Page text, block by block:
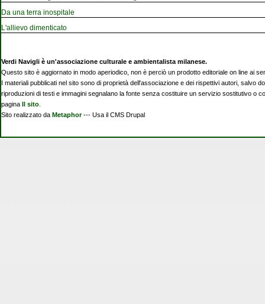
Da una terra inospitale
L'allievo dimenticato
Verdi Navigli è un'associazione culturale e ambientalista milanese.
Questo sito è aggiornato in modo aperiodico, non è perciò un prodotto editoriale on line ai
I materiali pubblicati nel sito sono di proprietà dell'associazione e dei rispettivi autori, salvo
riproduzioni di testi e immagini segnalano la fonte senza costituire un servizio sostitutivo o
pagina Il sito
Sito realizzato da Metaphor--- Usa il CMS Drupal